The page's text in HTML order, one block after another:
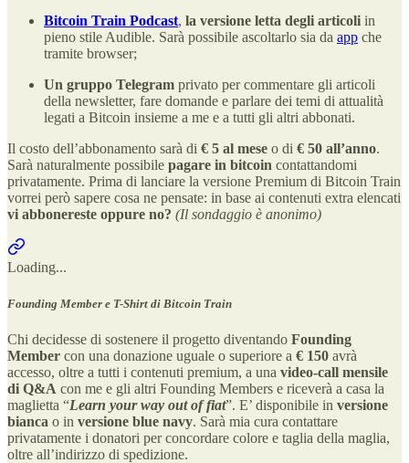
Bitcoin Train Podcast, la versione letta degli articoli in
pieno stile Audible. Sarà possibile ascoltarlo sia da app che
tramite browser;
Un gruppo Telegram privato per commentare gli articoli
della newsletter, fare domande e parlare dei temi di attualità
legati a Bitcoin insieme a me e a tutti gli altri abbonati.
Il costo dell’abbonamento sarà di € 5 al mese o di € 50 all’anno.
Sarà naturalmente possibile pagare in bitcoin contattandomi
privatamente. Prima di lanciare la versione Premium di Bitcoin Train
vorrei però sapere cosa ne pensate: in base ai contenuti extra elencati
vi abbonereste oppure no? (Il sondaggio è anonimo)
Loading...
Founding Member e T-Shirt di Bitcoin Train
Chi decidesse di sostenere il progetto diventando Founding
Member con una donazione uguale o superiore a € 150 avrà
accesso, oltre a tutti i contenuti premium, a una video-call mensile
di Q&A con me e gli altri Founding Members e riceverà a casa la
maglietta “Learn your way out of fiat”. E’ disponibile in versione
bianca o in versione blue navy. Sarà mia cura contattare
privatamente i donatori per concordare colore e taglia della maglia,
oltre all’indirizzo di spedizione.